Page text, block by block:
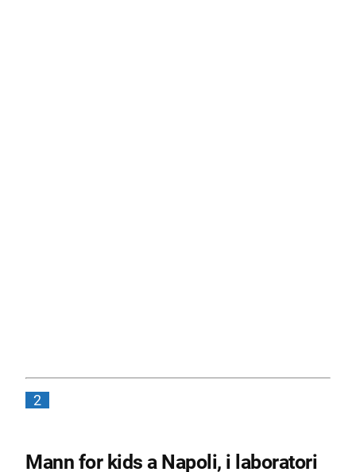
2
Mann for kids a Napoli, i laboratori